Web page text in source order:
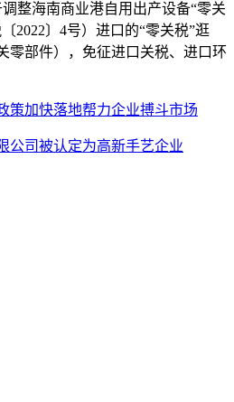
整海南商业港自用出产设备“零关
2022〕4号）进口的“零关税”逛
零部件），免征进口关税、进口环
策加快落地帮力企业搏斗市场
公司被认定为高新手艺企业